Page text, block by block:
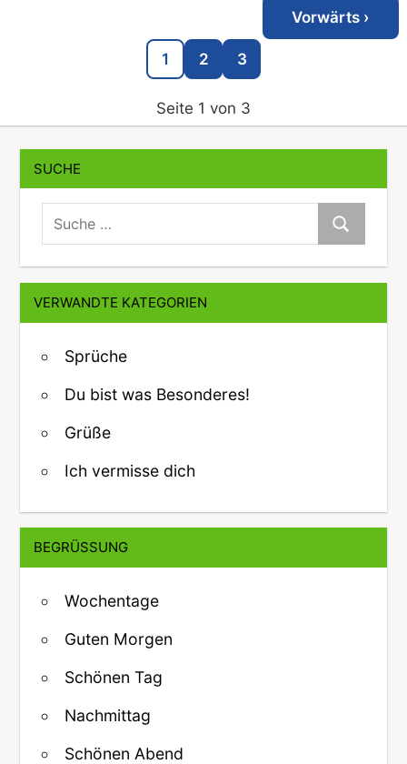
1 2 3
Vorwärts ›
Seite 1 von 3
SUCHE
suche:
Suche
VERWANDTE KATEGORIEN
Sprüche
Du bist was Besonderes!
Grüße
Ich vermisse dich
BEGRÜSSUNG
Wochentage
Guten Morgen
Schönen Tag
Nachmittag
Schönen Abend